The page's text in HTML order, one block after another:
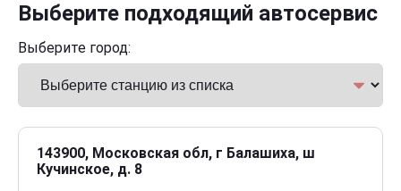
Выберите подходящий автосервис
Выберите город:
143900, Московская обл, г Балашиха, ш
Кучинское, д. 8